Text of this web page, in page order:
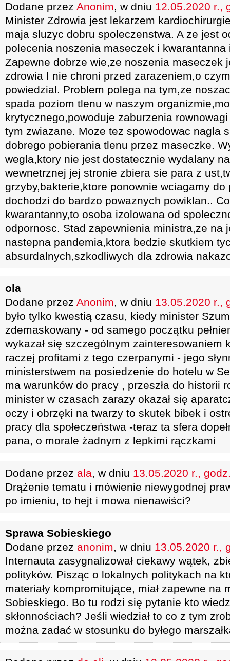
Dodane przez Anonim, w dniu 12.05.2020 r.,
Minister Zdrowia jest lekarzem
maja sluzyc dobru spoleczenstwa. A ze jest
polecenia noszenia maseczek i
Zapewne dobrze wie,ze noszenia maseczek
zdrowia I nie chroni przed zarazeniem,o
powiedzial. Problem polega na tym,ze
spada poziom tlenu w naszym
krytycznego,powoduje zaburzenia
tym zwiazane. Moze tez spowodowac nagla
dobrego pobierania tlenu przez maseczke.
wegla,ktory nie jest dostatecznie wydalany
wewnetrznej jej stronie zbiera sie para z
grzyby,bakterie,ktore ponownie wciagamy
dochodzi do bardzo powaznych powiklan..
kwarantanny,to osoba izolowana od
odpornosc. Stad zapewnienia ministra,ze na
nastepna pandemia,ktora bedzie skutkiem
absurdalnych,szkodliwych dla zdrowia
ola
Dodane przez Anonim, w dniu 13.05.2020 r.,
było tylko kwestią czasu, kiedy minister
zdemaskowany - od samego początku
wykazał się szczególnym zainteresowaniem
raczej profitami z tego czerpanymi - jego
ministerstwem na posiedzenie do hotelu w
ma warunków do pracy , przeszła do historii
minister w czasach zarazy okazał się
oczy i obrzęki na twarzy to skutek bibek i
pracy dla społeczeństwa -teraz ta sfera
pana, o morale żadnym z lepkimi rączkami
Dodane przez ala, w dniu 13.05.2020 r.,
Drążenie tematu i mówienie niewygodnej
po imieniu, to hejt i mowa nienawiści?
Sprawa Sobieskiego
Dodane przez anonim, w dniu 13.05.2020 r.,
Internauta zasygnalizował ciekawy wątek,
polityków. Pisząc o lokalnych politykach na
materiały kompromitujące, miał zapewne na
Sobieskiego. Bo tu rodzi się pytanie kto
skłonnościach? Jeśli wiedział to co z tym
można zadać w stosunku do byłego